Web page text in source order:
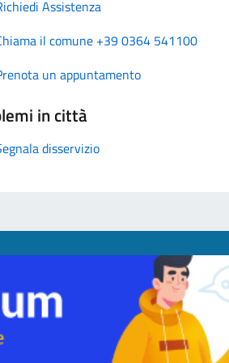
Assistenza
il comune +39 0364 541100
un appuntamento
in città
disservizio